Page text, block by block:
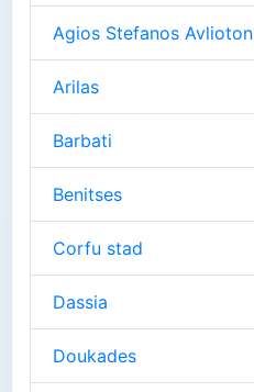
Agios Stefanos Avlioton
Arilas
Barbati
Benitses
Corfu stad
Dassia
Doukades